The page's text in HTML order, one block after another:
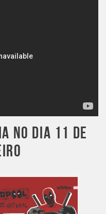
NO DIA 11 DE